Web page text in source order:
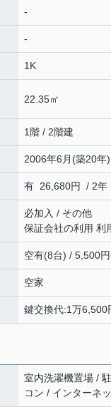
-
-
1K
22.35㎡
1階 / 2階建
2006年6月(築20年)
有 26,680円 / 2年
必加入 / その他
保証会社の利用 利
空有(8台) / 5,500
空家
鍵交換代:1万
室内洗濯機置場 /
コン / インターネ